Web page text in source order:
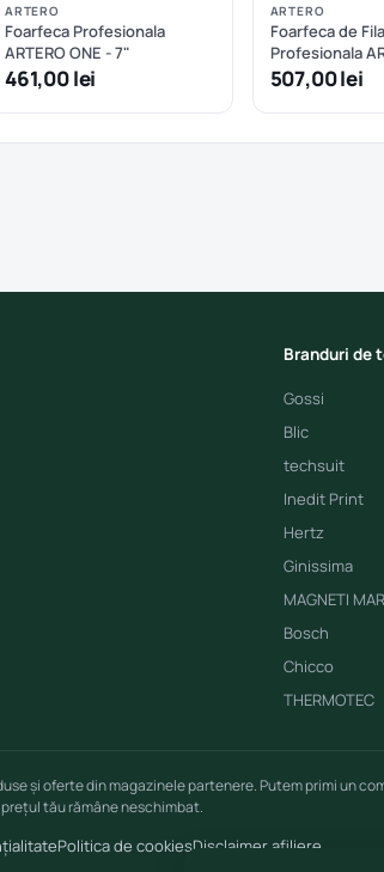
ARTERO
Foarfeca Profesionala
ARTERO ONE - 7"
461,00 lei
ARTERO
Foarfeca de
Profesionala
7.5"
507,00 lei
Branduri de
Gossi
Blic
techsuit
Inedit Print
Hertz
Ginissima
MAGNETI
Bosch
Chicco
THERMOTEC
și oferte din magazinele partenere. Putem primi un
tău rămâne neschimbat.
Politica de cookiesDisclaimer afiliere